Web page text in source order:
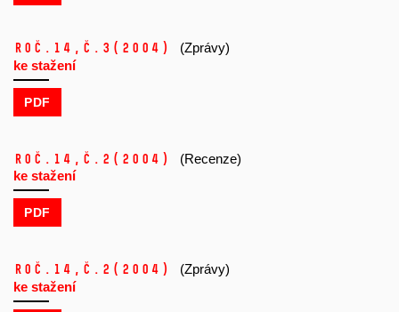
Roč.14, č.3 (2004)
(Zprávy)
ke stažení
PDF
Roč.14, č.2 (2004)
(Recenze)
ke stažení
PDF
Roč.14, č.2 (2004)
(Zprávy)
ke stažení